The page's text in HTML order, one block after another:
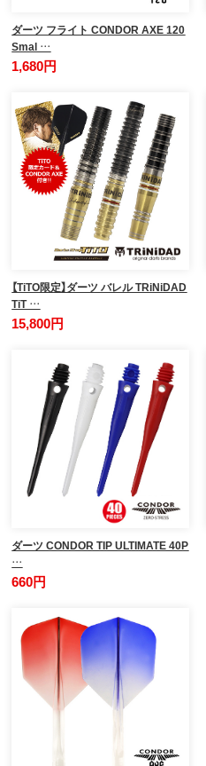
ダーツ フライト CONDOR AXE 120
Smal …
1,680円
【TiTO限定】ダーツ バレル TRiNiDAD
TiT …
15,800円
ダーツ CONDOR TIP ULTIMATE 40P
…
660円